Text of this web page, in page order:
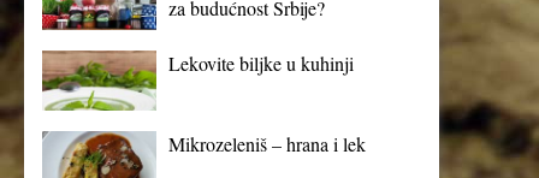
za budućnost Srbije?
Lekovite biljke u kuhinji
Mikrozeleniš – hrana i lek